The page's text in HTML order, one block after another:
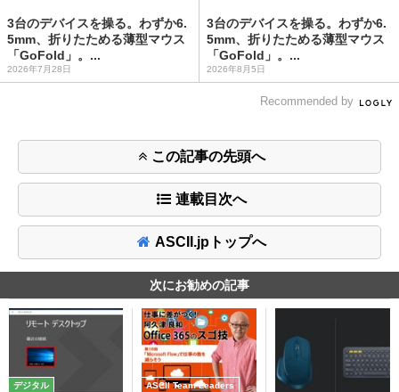
3台のデバイスを操る。わずか6.
5mm、折りたためる薄型マウス
「GoFold」。...
2026年7月28日
3台のデバイスを操る。わずか6.
5mm、折りたためる薄型マウス
「GoFold」。...
2026年8月5日
Recommended by
この記事の先頭へ
連載目次へ
ASCII.jpトップへ
次にお勧めの記事
デジタル ASCII Team Leaders